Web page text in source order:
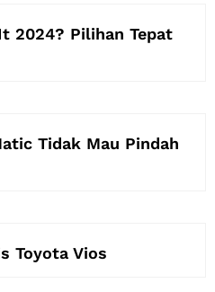
2024? Pilihan Tepat
Tidak Mau Pindah
Toyota Vios